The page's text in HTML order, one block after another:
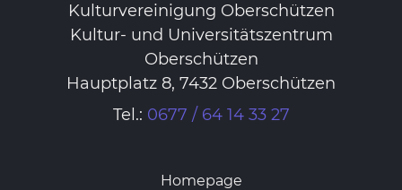
Kulturvereinigung Oberschützen
Kultur- und Universitätszentrum
Oberschützen
Hauptplatz 8, 7432 Oberschützen
Tel.: 0677 / 64 14 33 27
Homepage